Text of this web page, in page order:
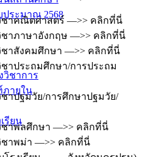
ระมาณ 2568
วิชาการ
ภายใน
รียน
ชาคณิตศาสตร์ —>> คลิกที่นี่
าภาษาอังกฤษ —>> คลิกที่นี่
ชาสังคมศึกษา —>> คลิกที่นี่
าประถมศึกษา/การประถม
าปฐมวัย/การศึกษาปฐมวัย/
ชาพลศึกษา —>> คลิกที่นี่
ชาพม่า —>> คลิกที่นี่